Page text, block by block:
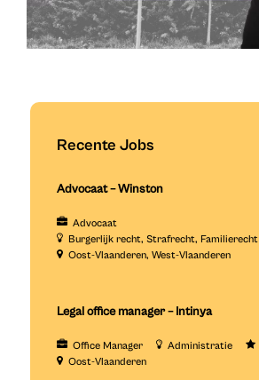
Recente Jobs
Advocaat – Winston
Advocaat
Burgerlijk recht Strafrecht Familierecht
Oost-Vlaanderen West-Vlaanderen
Legal office manager – Intinya
Office Manager Administratie
Oost-Vlaanderen